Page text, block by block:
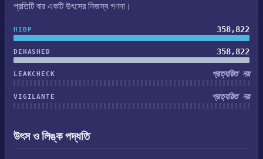
প্রতিটি বার একটি উৎসের নিজস্ব গণনা।
HIBP 358,822
DEHASHED 358,822
LEAKCHECK প্রত্যয়িত নয়
VIGILANTE প্রত্যয়িত নয়
উৎস ও লিঙ্ক পদ্ধতি